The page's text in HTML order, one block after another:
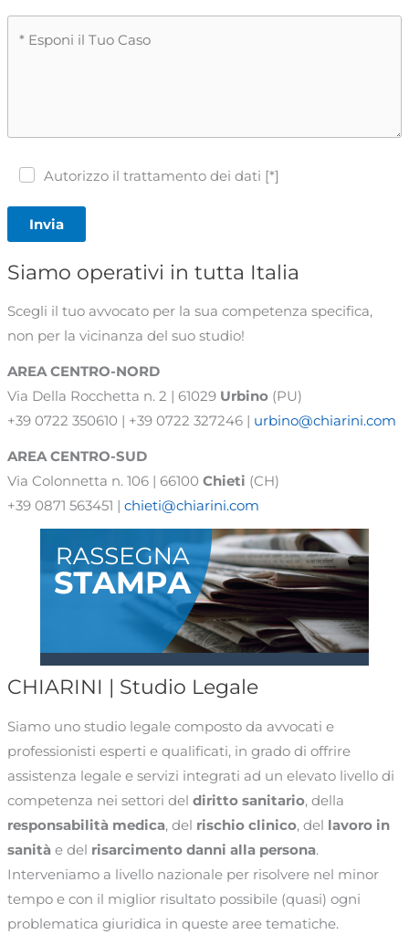
Autorizzo il trattamento dei dati [*]
Invia
Siamo operativi in tutta Italia
Scegli il tuo avvocato per la sua competenza specifica,
non per la vicinanza del suo studio!
AREA CENTRO-NORD
Via Della Rocchetta n. 2 | 61029 Urbino (PU)
+39 0722 350610 | +39 0722 327246 | urbino@chiarini.com
AREA CENTRO-SUD
Via Colonnetta n. 106 | 66100 Chieti (CH)
+39 0871 563451 | chieti@chiarini.com
CHIARINI | Studio Legale
Siamo uno studio legale composto da avvocati e
professionisti esperti e qualificati, in grado di offrire
assistenza legale e servizi integrati ad un elevato livello di
competenza nei settori del diritto sanitario, della
responsabilità medica, del rischio clinico, del lavoro in
sanità e del risarcimento danni alla persona.
Interveniamo a livello nazionale per risolvere nel minor
tempo e con il miglior risultato possibile (quasi) ogni
problematica giuridica in queste aree tematiche.